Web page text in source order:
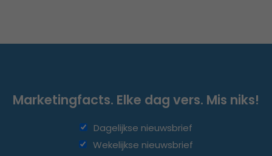
Marketingfacts. Elke dag vers. Mis niks!
Dagelijkse nieuwsbrief
Wekelijkse nieuwsbrief